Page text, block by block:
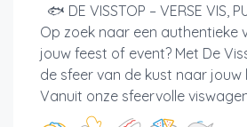
🐟 DE VISSTOP – VERSE VIS,
Op zoek naar een authentieke
jouw feest of event? Met De
de sfeer van de kust naar jouw
Vanuit onze sfeervolle